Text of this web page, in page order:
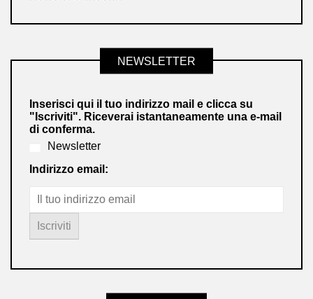
NEWSLETTER
Inserisci qui il tuo indirizzo mail e clicca su
"Iscriviti". Riceverai istantaneamente una e-mail
di conferma.
Newsletter
Indirizzo email: